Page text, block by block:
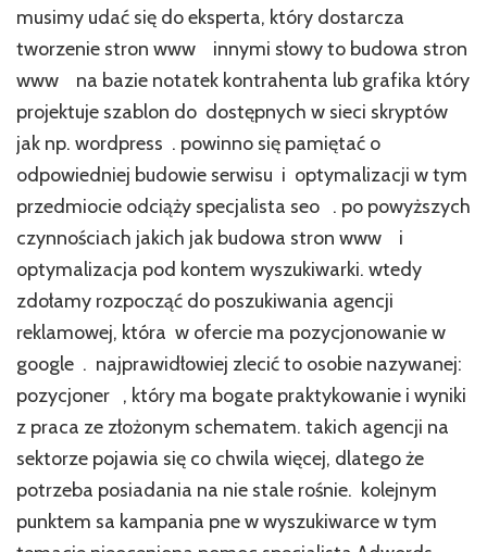
musimy udać się do eksperta, który dostarcza
tworzenie stron www innymi słowy to budowa stron
www na bazie notatek kontrahenta lub grafika który
projektuje szablon do dostępnych w sieci skryptów
jak np. wordpress . powinno się pamiętać o
odpowiedniej budowie serwisu i optymalizacji w tym
przedmiocie odciąży specjalista seo . po powyższych
czynnościach jakich jak budowa stron www i
optymalizacja pod kontem wyszukiwarki. wtedy
zdołamy rozpocząć do poszukiwania agencji
reklamowej, która w ofercie ma pozycjonowanie w
google . najprawidłowiej zlecić to osobie nazywanej:
pozycjoner , który ma bogate praktykowanie i wyniki
z praca ze złożonym schematem. takich agencji na
sektorze pojawia się co chwila więcej, dlatego że
potrzeba posiadania na nie stale rośnie. kolejnym
punktem sa kampania pne w wyszukiwarce w tym